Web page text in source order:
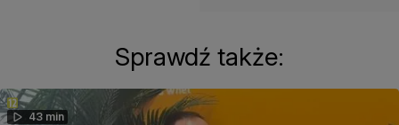
Sprawdź także:
43 min